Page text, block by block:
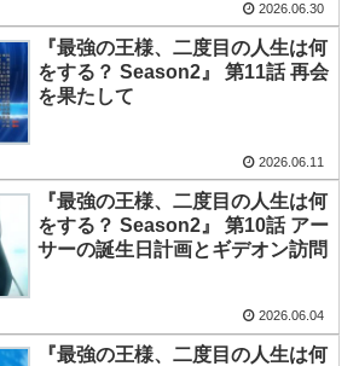
2026.06.30
『最強の王様、二度目の人生は何
をする？ Season2』 第11話 再会
を果たして
2026.06.11
『最強の王様、二度目の人生は何
をする？ Season2』 第10話 アー
サーの誕生日計画とギデオン訪問
2026.06.04
『最強の王様、二度目の人生は何